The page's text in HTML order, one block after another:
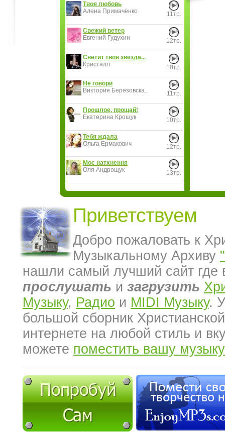
Твоя любовь
Алена Примаченко
11тр.
Свежий ветер
Евгений Гудухин
12тр.
Светит твоя звезда...
Кристалл
10тр.
Не говори
Виктория Березовска..
11тр.
Прошлое, прощай!
Екатерина Крощук
10тр.
Тебя ждала
Ольга Ермакович
12тр.
Моє натхнення
Оля Андрощук
13тр.
Приветствуем
Добро пожаловать к
Музыкальному Архиву
нашли самый лучший сайт где
прослушать и загрузить
Музыку, Радио и MIDI Музыку.
большой сборник
интернете на любой стиль и
можете поместить вашу музыку